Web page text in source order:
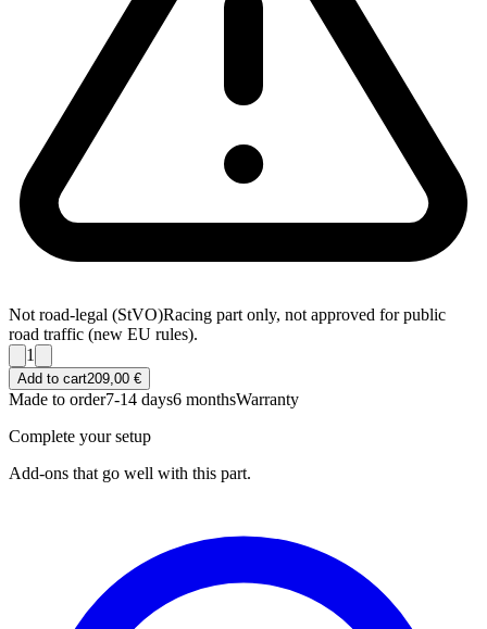
Not road-legal (StVO)Racing part only, not approved for public
road traffic (new EU rules).
1
Add to cart209,00 €
Made to order7-14 days6 monthsWarranty
Complete your setup
Add-ons that go well with this part.